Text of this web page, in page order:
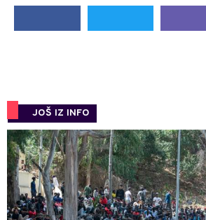
JOŠ IZ INFO